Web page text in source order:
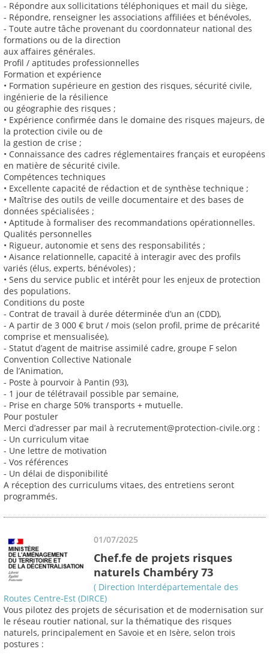
- Répondre aux sollicitations téléphoniques et mail du siège,
- Répondre, renseigner les associations affiliées et bénévoles,
- Toute autre tâche provenant du coordonnateur national des
formations ou de la direction
aux affaires générales.
Profil / aptitudes professionnelles
Formation et expérience
• Formation supérieure en gestion des risques, sécurité civile,
ingénierie de la résilience
ou géographie des risques ;
• Expérience confirmée dans le domaine des risques majeurs, de
la protection civile ou de
la gestion de crise ;
• Connaissance des cadres réglementaires français et européens
en matière de sécurité civile.
Compétences techniques
• Excellente capacité de rédaction et de synthèse technique ;
• Maîtrise des outils de veille documentaire et des bases de
données spécialisées ;
• Aptitude à formaliser des recommandations opérationnelles.
Qualités personnelles
• Rigueur, autonomie et sens des responsabilités ;
• Aisance relationnelle, capacité à interagir avec des profils
variés (élus, experts, bénévoles) ;
• Sens du service public et intérêt pour les enjeux de protection
des populations.
Conditions du poste
- Contrat de travail à durée déterminée d’un an (CDD),
- A partir de 3 000 € brut / mois (selon profil, prime de précarité
comprise et mensualisée),
- Statut d’agent de maitrise assimilé cadre, groupe F selon
Convention Collective Nationale
de l’Animation,
- Poste à pourvoir à Pantin (93),
- 1 jour de télétravail possible par semaine,
- Prise en charge 50% transports + mutuelle.
Pour postuler
Merci d’adresser par mail à recrutement@protection-civile.org :
- Un curriculum vitae
- Une lettre de motivation
- Vos références
- Un délai de disponibilité
A réception des curriculums vitaes, des entretiens seront
programmés.
01/07/2025
Chef.fe de projets risques
naturels Chambéry 73
( Direction Interdépartementale des
Routes Centre-Est (DIRCE)
Vous pilotez des projets de sécurisation et de modernisation sur
le réseau routier national, sur la thématique des risques
naturels, principalement en Savoie et en Isère, selon trois
postures :